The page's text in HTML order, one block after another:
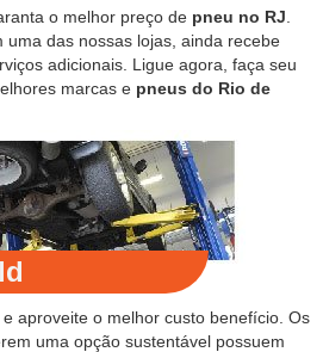
o melhor preço de pneu no RJ
uma das nossas lojas, ainda recebe
adicionais. Ligue agora, faça seu
marcas e pneus do Rio de
e aproveite o melhor custo benefício. Os
uma opção sustentável possuem